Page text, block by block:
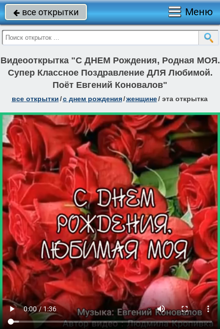
 все открытки Меню
Видеооткрытка "С ДНЕМ Рождения, Родная МОЯ.
Супер Классное Поздравление ДЛЯ Любимой.
Поёт Евгений Коновалов"
все открытки/c днем рождения/женщине/ эта открытка